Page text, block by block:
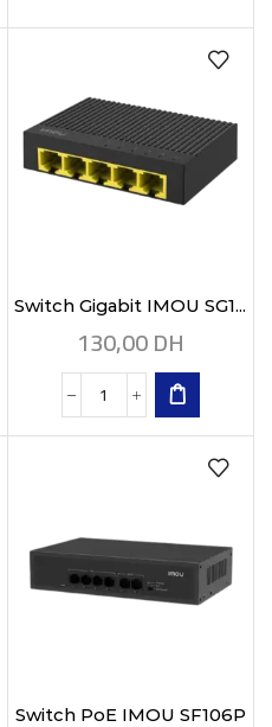
Switch Gigabit IMOU SG1...
130,00DH
Switch PoE IMOU SF106P